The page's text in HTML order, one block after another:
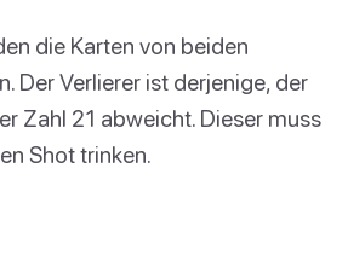
die Karten von beiden
Der Verlierer ist derjenige, der
Zahl 21 abweicht. Dieser muss
Shot trinken.